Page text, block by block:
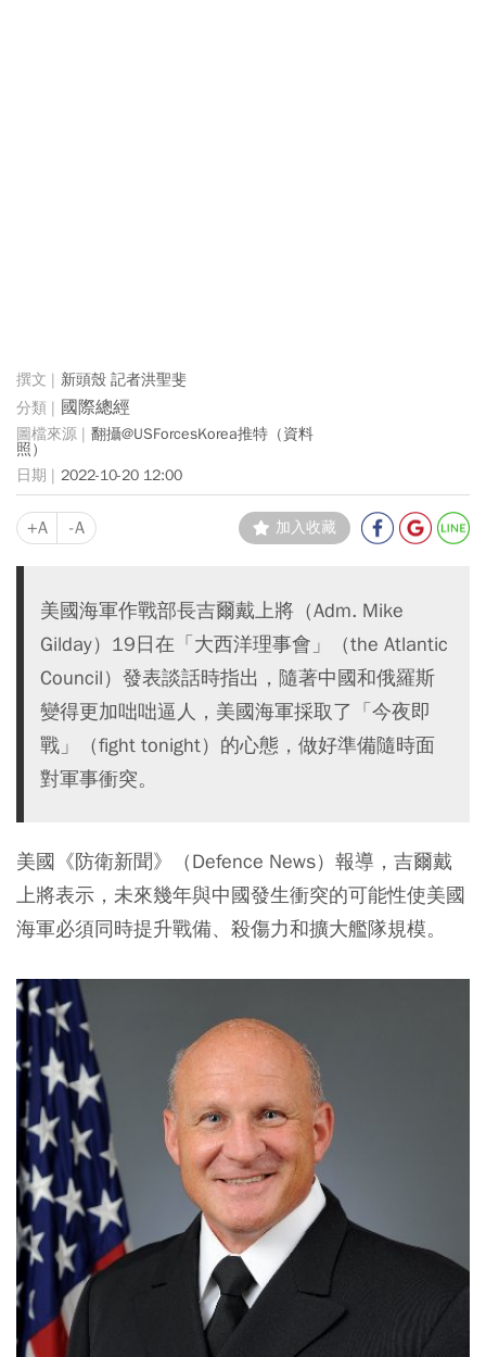
新頭殼 記者洪聖斐
國際總經
翻攝@USForcesKorea推特（資料
照）
2022-10-20 12:00
+A -A 加入收藏
美國海軍作戰部長吉爾戴上將（Adm. Mike
Gilday）19日在「大西洋理事會」（the Atlantic
Council）發表談話時指出，隨著中國和俄羅斯
變得更加咄咄逼人，美國海軍採取了「今夜即
戰」（fight tonight）的心態，做好準備隨時面
對軍事衝突。
美國《防衛新聞》（Defence News）報導，吉爾戴
上將表示，未來幾年與中國發生衝突的可能性使美國
海軍必須同時提升戰備、殺傷力和擴大艦隊規模。